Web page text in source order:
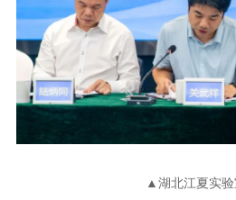
▲湖北江夏实